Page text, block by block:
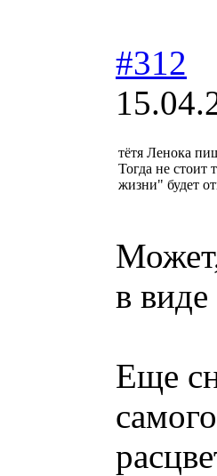
#312
тётя Ленока
Тогда не
жизни" будет
в
Еще